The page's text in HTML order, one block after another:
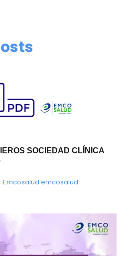
SOCIEDAD CLÍNICA
Emcosalud emcosalud